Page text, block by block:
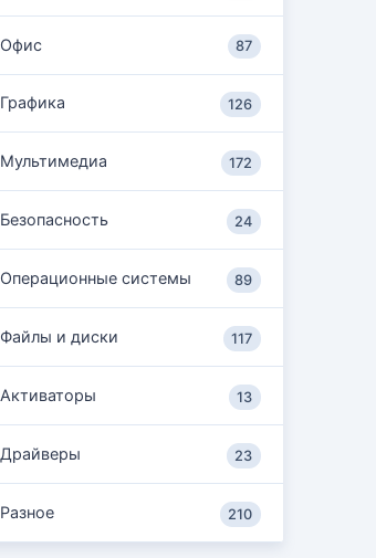
Офис 87
Графика 126
Мультимедиа 172
Безопасность 24
Операционные системы 89
Файлы и диски 117
Активаторы 13
Драйверы 23
Разное 210